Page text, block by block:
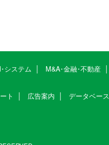
システム M&A･金融･不動産
ト 広告案内 データベース